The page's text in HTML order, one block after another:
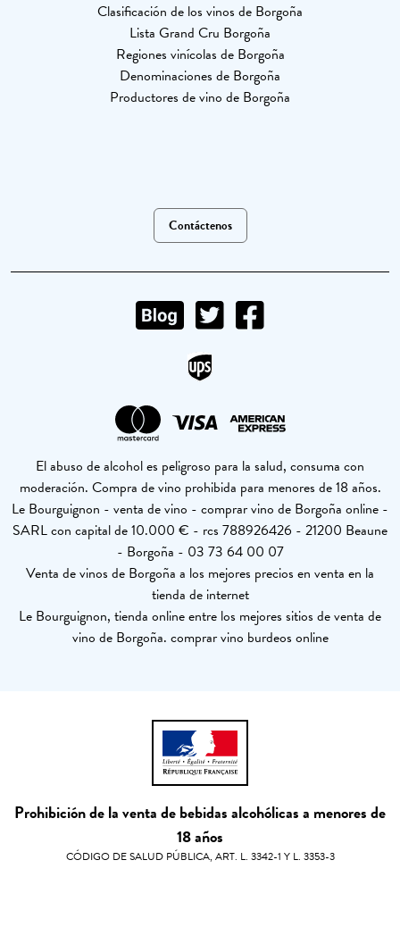
Clasificación de los vinos de Borgoña
Lista Grand Cru Borgoña
Regiones vinícolas de Borgoña
Denominaciones de Borgoña
Productores de vino de Borgoña
Contáctenos
El abuso de alcohol es peligroso para la salud, consuma con
moderación. Compra de vino prohibida para menores de 18 años.
Le Bourguignon - venta de vino - comprar vino de Borgoña online -
SARL con capital de 10.000 € - rcs 788926426 - 21200 Beaune
- Borgoña - 03 73 64 00 07
Venta de vinos de Borgoña a los mejores precios en venta en la
tienda de internet
Le Bourguignon, tienda online entre los mejores sitios de venta de
vino de Borgoña. comprar vino burdeos online
Prohibición de la venta de bebidas alcohólicas a menores de
18 años
CÓDIGO DE SALUD PÚBLICA, ART. L. 3342-1 Y L. 3353-3